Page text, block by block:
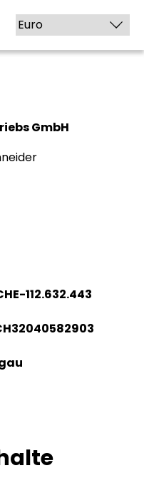
GmbH
112.632.443